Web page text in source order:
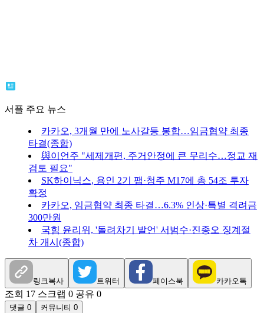
서플 주요 뉴스
카카오, 3개월 만에 노사갈등 봉합…임금협약 최종
타결(종합)
與이언주 "세제개편, 주거안정에 큰 무리수…정교 재
검토 필요"
SK하이닉스, 용인 2기 팹·청주 M17에 총 54조 투자
확정
카카오, 임금협약 최종 타결…6.3% 인상·특별 격려금
300만원
국힘 윤리위, '돌려차기 발언' 서범수·진종오 징계절
차 개시(종합)
링크복사 트위터 페이스북 카카오톡
조회 17 스크랩 0 공유 0
댓글 0 커뮤니티 0